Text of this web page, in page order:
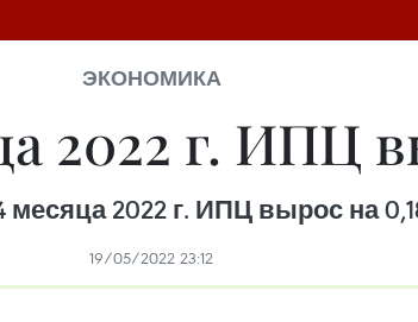
ЭКОНОМИКА
2022 г. ИПЦ
2022 г. ИПЦ вырос на
19/05/2022 23:12